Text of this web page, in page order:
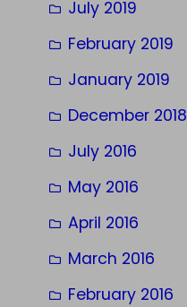
July 2019
February 2019
January 2019
December 2018
July 2016
May 2016
April 2016
March 2016
February 2016